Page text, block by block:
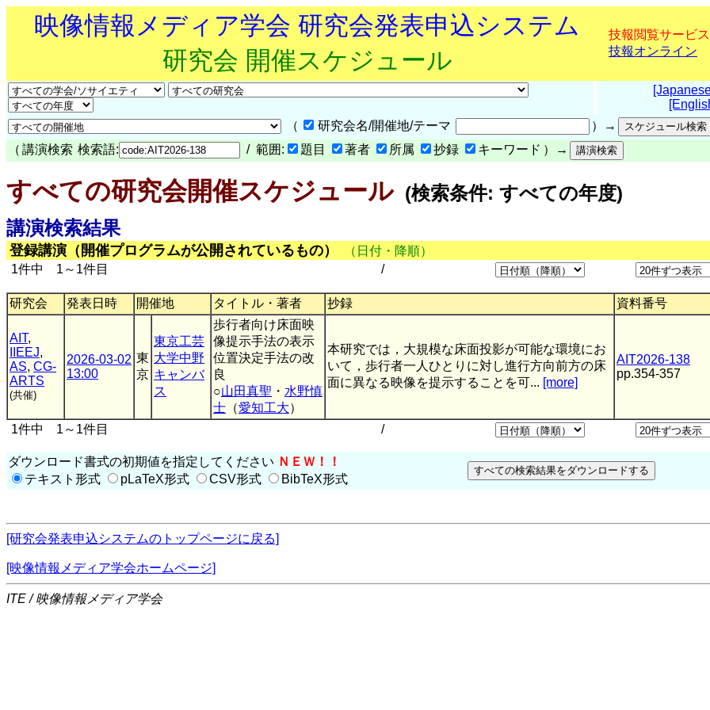
映像情報メディア学会 研究会発表申込システム
研究会 開催スケジュール
技報閲覧サービス
技報オンライン
（
研究会名/開催地/テーマ
）→
（ 講演検索 検索語: / 範囲: 題目 著者 所属 抄録 キーワード ）→
すべての研究会開催スケジュール(検索条件: すべての年度)
講演検索結果
登録講演（開催プログラムが公開されているもの）
（日付・降順）
1件中 1～1件目
/
研究会 発表日時 開催地 タイトル・著者 抄録 資料番号
AIT,
IIEEJ,
AS, CG-
ARTS
(共催)
2026-03-02
13:00
東
京
東京工芸
大学中野
キャンバ
ス
歩行者向け床面映
像提示手法の表示
位置決定手法の改
良
○山田真聖 ・ 水野慎
士 （愛知工大）
本研究では，大規模な床面投影が可能な環境にお
いて，歩行者一人ひとりに対し進行方向前方の床
面に異なる映像を提示することを可... [more]
AIT2026-138
pp.354-357
1件中 1～1件目 /
ダウンロード書式の初期値を指定してください ＮＥＷ！！
テキスト形式
pLaTeX形式 CSV形式 BibTeX形式
[研究会発表申込システムのトップページに戻る]
[映像情報メディア学会ホームページ]
ITE / 映像情報メディア学会